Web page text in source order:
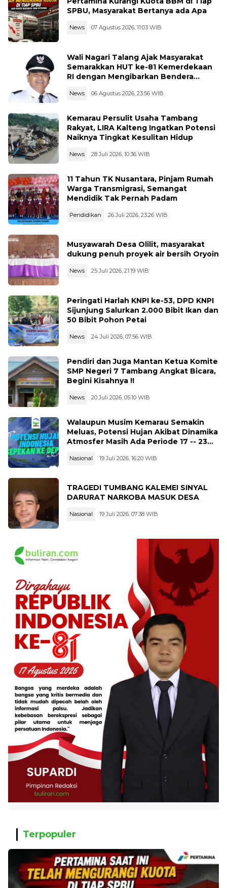
SPBU, Masyarakat Bertanya ada Apa
News 07 Agustus 2026, 11:03 WIB
Wali Nagari Talang Ajak Masyarakat
Semarakkan HUT ke-81 Kemerdekaan
RI dengan Mengibarkan Bendera
News 06 Agustus 2026, 23:56 WIB
Kemarau Persulit Usaha Tambang
Rakyat, LIRA Kalteng Ingatkan Potensi
Naiknya Tingkat Kesulitan Hidup
News 28 Juli 2026, 10:36 WIB
11 Tahun TK Nusantara, Pinjam Rumah
Warga Transmigrasi, Semangat
Mendidik Tak Pernah Padam
Pendidikan 26 Juli 2026, 23:26 WIB
Musyawarah Desa Olilit, masyarakat
dukung penuh proyek air bersih Oryoin
News 25 Juli 2026, 21:19 WIB
Peringati Harlah KNPI ke-53, DPD KNPI
Sijunjung Salurkan 2.000 Bibit Ikan dan
50 Bibit Pohon Petai
News 24 Juli 2026, 07:56 WIB
Pendiri dan Juga Mantan Ketua Komite
SMP Negeri 7 Tambang Angkat Bicara,
Begini Kisahnya !!
News 20 Juli 2026, 05:10 WIB
Walaupun Musim Kemarau Semakin
Meluas, Potensi Hujan Akibat Dinamika
Atmosfer Masih Ada Periode 17 -- 23
Nasional 19 Juli 2026, 16:20 WIB
TRAGEDI TUMBANG KALEMEI SINYAL
DARURAT NARKOBA MASUK DESA
Nasional 19 Juli 2026, 07:38 WIB
Terpopuler